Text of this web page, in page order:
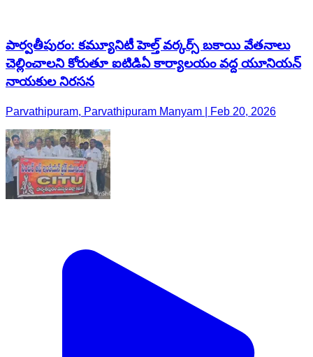
పార్వతీపురం: కమ్యూనిటీ హెల్త్ వర్కర్స్ బకాయి వేతనాలు
చెల్లించాలని కోరుతూ ఐటిడిఏ కార్యాలయం వద్ద యూనియన్
నాయకుల నిరసన
Parvathipuram, Parvathipuram Manyam | Feb 20, 2026